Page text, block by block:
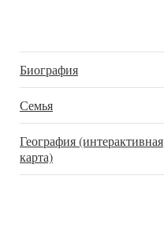
Биография
Семья
География (интерактивная
карта)